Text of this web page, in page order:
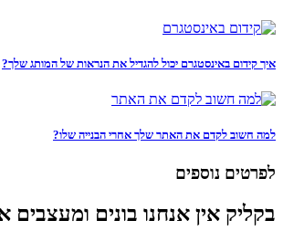
איך קידום באינסטגרם יכול להגדיל את הנראות של המותג שלך?
למה חשוב לקדם את האתר שלך אחרי הבנייה שלו?
לפרטים נוספים
בקליק אין אנחנו בונים